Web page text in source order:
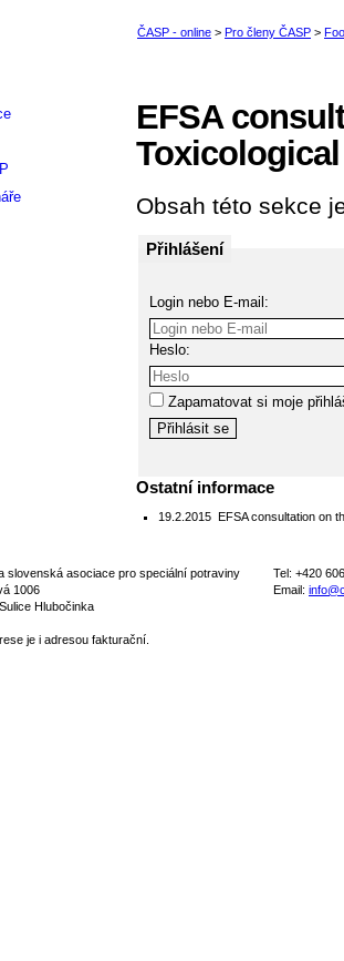
EFSA
Obsah této sekce
Přihlášení
Login nebo E-mail:
Heslo:
Zapamatovat si moje
Ostatní informace
19.2.2015 EFSA consultation on
slovenská asociace pro speciální potraviny
1006
Hlubočinka
je i adresou fakturační.
Tel: +420
Email: